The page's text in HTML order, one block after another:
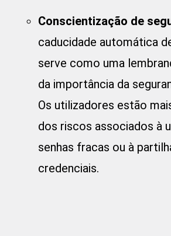
Conscientização de
caducidade automática
serve como uma
da importância da
Os utilizadores estão
dos riscos associados à
senhas fracas ou à
credenciais.